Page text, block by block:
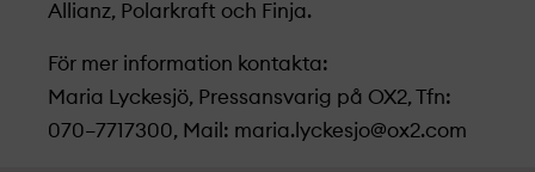
Allianz, Polarkraft och Finja.
För mer information kontakta:
Maria Lyckesjö, Pressansvarig på OX2, Tfn:
070–7717300, Mail: maria.lyckesjo@ox2.com